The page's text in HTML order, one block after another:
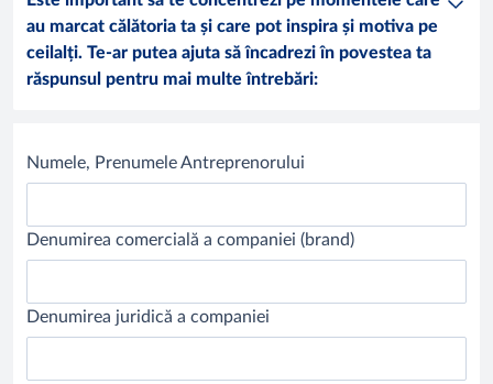
au marcat călătoria ta și care pot inspira și motiva pe
ceilalți. Te-ar putea ajuta să încadrezi în povestea ta
răspunsul pentru mai multe întrebări:
Numele, Prenumele Antreprenorului
Denumirea comercială a companiei (brand)
Denumirea juridică a companiei